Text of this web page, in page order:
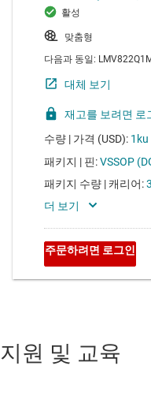
지원 및 교육